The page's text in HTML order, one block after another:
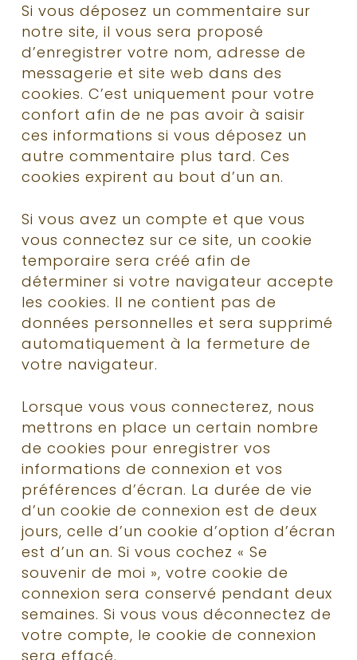
Si vous déposez un commentaire sur
notre site, il vous sera proposé
d’enregistrer votre nom, adresse de
messagerie et site web dans des
cookies. C’est uniquement pour votre
confort afin de ne pas avoir à saisir
ces informations si vous déposez un
autre commentaire plus tard. Ces
cookies expirent au bout d’un an.
Si vous avez un compte et que vous
vous connectez sur ce site, un cookie
temporaire sera créé afin de
déterminer si votre navigateur accepte
les cookies. Il ne contient pas de
données personnelles et sera supprimé
automatiquement à la fermeture de
votre navigateur.
Lorsque vous vous connecterez, nous
mettrons en place un certain nombre
de cookies pour enregistrer vos
informations de connexion et vos
préférences d’écran. La durée de vie
d’un cookie de connexion est de deux
jours, celle d’un cookie d’option d’écran
est d’un an. Si vous cochez « Se
souvenir de moi », votre cookie de
connexion sera conservé pendant deux
semaines. Si vous vous déconnectez de
votre compte, le cookie de connexion
sera effacé.